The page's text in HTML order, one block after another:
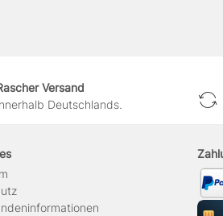
Versand
Deutschlands.